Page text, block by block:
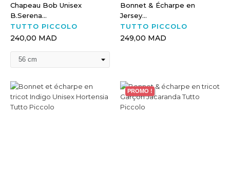
Chapeau Bob Unisex
B.Serena...
TUTTO PICCOLO
240,00 MAD
Bonnet & Écharpe en
Jersey...
TUTTO PICCOLO
249,00 MAD
PROMO !